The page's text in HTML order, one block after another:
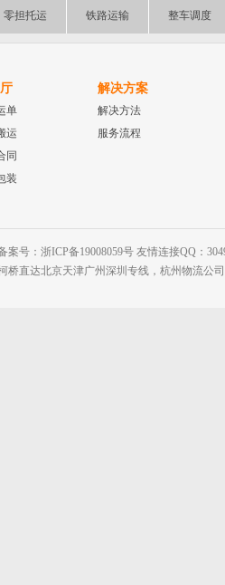
零担托运 铁路运输 整车调度
单
运
同
装
解决方案
解决方法
服务流程
号：浙ICP备19008059号 友情连接QQ：
直达北京天津广州深圳专线，杭州物流公